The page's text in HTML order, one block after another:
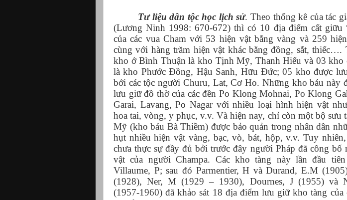
Tư liệu dân tộc học lịch sử. Theo thống kê của tác
(Lương Ninh 1998: 670-672) thì có 10 địa điểm cất giữu
của các vua Cham với 53 hiện vật bằng vàng và 259
cùng với hàng trăm hiện vật khác bằng đồng, sắt, thiếc….
kho ở Bình Thuận là kho Tịnh Mỹ, Thanh Hiếu và 03 kho
là kho Phước Đồng, Hậu Sanh, Hữu Đức; 05 kho được
bởi các tộc người Churu, Lat, Cơ Ho. Những kho báu này
lưu giữ đồ thờ của các đền Po Klong Mohnai, Po Klong
Garai, Lavang, Po Nagar với nhiều loại hình hiện vật
hoa tai, vòng, y phục, v.v. Và hiện nay, chỉ còn một bộ sưu
Mỹ (kho báu Bà Thiềm) được bảo quản trong nhân dân
hụt nhiều hiện vật vàng, bạc, vò, bát, hộp, v.v. Tuy
chưa thực sự đầy đủ bởi trước đây người Pháp đã công bố
vật của người Champa. Các kho tàng này lần đầu
Villaume, P; sau đó Parmentier, H và Durand, E.M
(1928), Ner, M (1929 – 1930), Dournes, J (1955) và
(1957-1960) đã khảo sát 18 địa điểm lưu giữ kho tàng của